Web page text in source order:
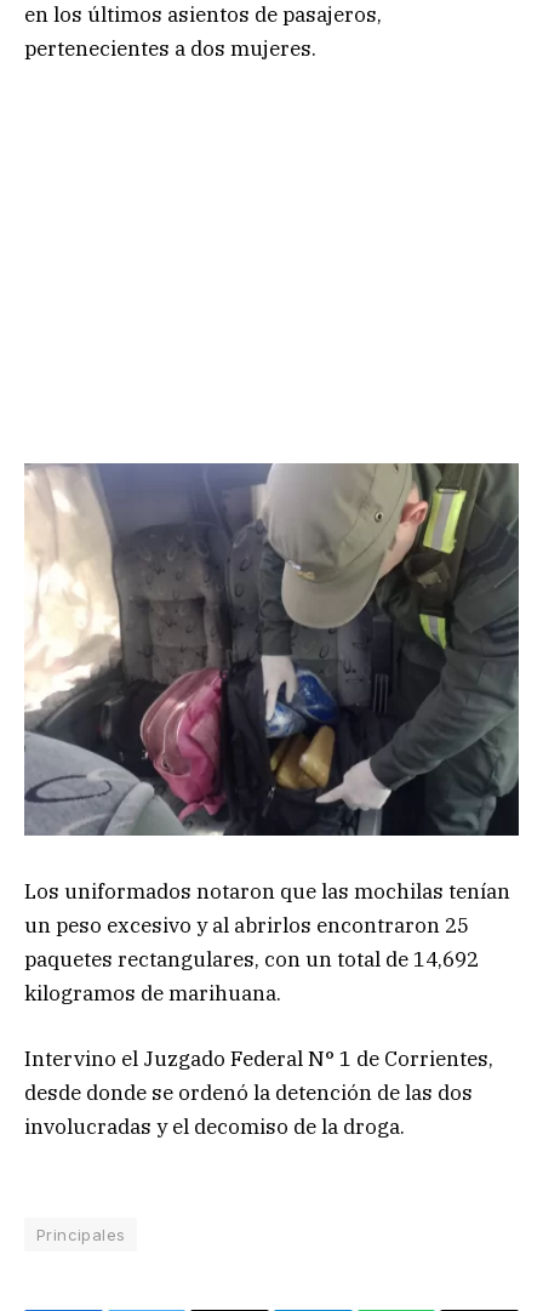
en los últimos asientos de pasajeros,
pertenecientes a dos mujeres.
Los uniformados notaron que las mochilas tenían
un peso excesivo y al abrirlos encontraron 25
paquetes rectangulares, con un total de 14,692
kilogramos de marihuana.
Intervino el Juzgado Federal N° 1 de Corrientes,
desde donde se ordenó la detención de las dos
involucradas y el decomiso de la droga.
Principales